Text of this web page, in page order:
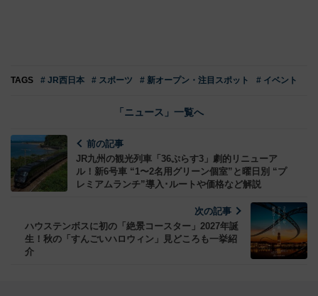
TAGS # JR西日本 # スポーツ # 新オープン・注目スポット # イベント
「ニュース」一覧へ
前の記事
JR九州の観光列車「36ぷらす3」劇的リニューア
ル！新6号車 “1〜2名用グリーン個室”と曜日別 “プ
レミアムランチ”導入･ルートや価格など解説
次の記事
ハウステンボスに初の「絶景コースター」2027年誕
生！秋の「すんごいハロウィン」見どころも一挙紹
介